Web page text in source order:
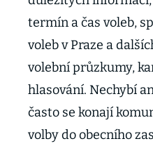
termín a čas voleb,
voleb v Praze a
volební průzkumy,
hlasování. Nechybí
často se konají
volby do obecního